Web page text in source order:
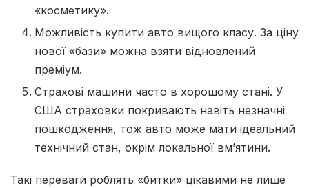
«косметику».
Можливість купити авто вищого класу. За ціну
нової «бази» можна взяти відновлений
преміум.
Страхові машини часто в хорошому стані. У
США страховки покривають навіть незначні
пошкодження, тож авто може мати ідеальний
технічний стан, окрім локальної вм’ятини.
Такі переваги роблять «битки» цікавими не лише